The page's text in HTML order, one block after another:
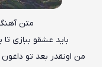
متن
باید عشقو ببازی
من اونقدر بعد تو